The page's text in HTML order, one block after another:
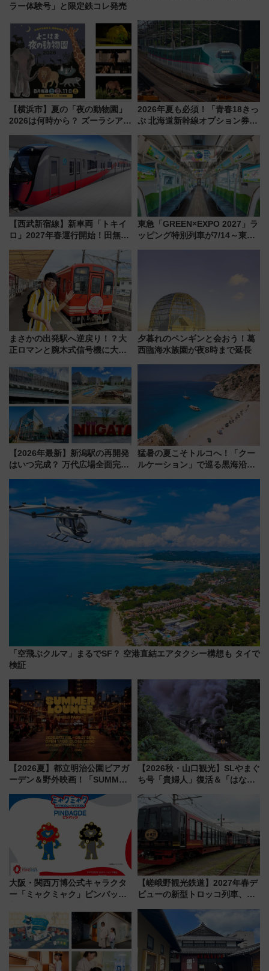
ラー体験号」と限定鉄コレ発売
【横浜市】夏の「夜の動物園」
2026は何時から？ ズーラシア・
見どころ、限定イベントを徹底
解説！
2026年夏も必須！「青春18きっ
ぷ 北海道新幹線オプション券」
の罠
【西武新宿線】新車両「トキイ
ロ」2027年春運行開始！田無・
「第2弾」も
東急「GREEN×EXPO 2027」ラ
ッピング特別列車が7/14～東
まさかの出発駅へ逆戻り！？大
正ロマンと腕木式信号機に大興
目の舞台は岐阜県の「明知鉄
道」
夕暮れのペンギンと会おう！葛
西臨海水族園が夜8時まで延長
【2026年最新】新潟駅の再開発
はいつ完成？ 万代広場全面完成
開発、バスタ新潟構想まで徹底
解説！
猛暑の夏こそトルコへ！「クー
ルケーション」で巡る黒海沿岸
ショジオも認める『2026年に訪
れるべき世界の旅先』
「空飛ぶクルマ」まるでSF？ 空港直結エアタクシー構想も タイで
検証
【2026夏】都立明治公園ビアガ
ーデン＆野外映画！「SUMMER
ケジュール 夜風とビール、映画
を満喫！
【2026秋・山口観光】SLやまぐ
ち号「貴婦人」復活＆「はなあ
注目観光列車まとめ きっぷの取
り方は？
大阪・関西万博公式キャラクタ
ー「ミャクミャク」ピンバッジ
中旬発売
【嵯峨野観光鉄道】2027年春デ
ビューの新型トロッコ列車、い
は2026年で引退